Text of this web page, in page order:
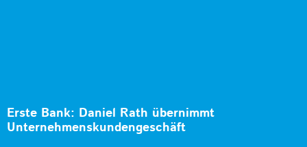
Erste Bank: Daniel Rath übernimmt
Unternehmenskundengeschäft